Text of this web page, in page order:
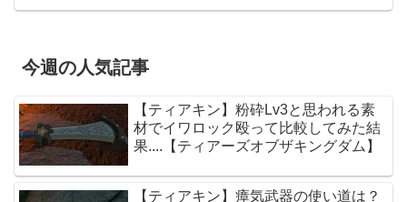
今週の人気記事
【ティアキン】粉砕Lv3と思われる素
材でイワロック殴って比較してみた結
果....【ティアーズオブザキングダム】
【ティアキン】瘴気武器の使い道は？